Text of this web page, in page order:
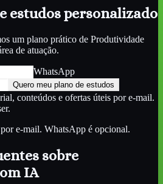
estudos personalizado
um plano prático de Produtividade
de atuação.
WhatsApp
Quero meu plano de estudos
conteúdos e ofertas úteis por e-mail.
e-mail. WhatsApp é opcional.
sobre
IA